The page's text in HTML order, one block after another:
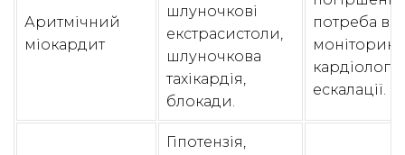
Аритмічний
міокардит
шлуночкові
екстрасистоли,
шлуночкова
тахікардія,
блокади.
потреба в
ескалації.
Гіпотензія,